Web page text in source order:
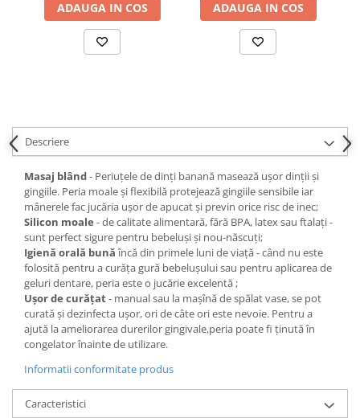
ADAUGA IN COS ADAUGA IN COS
Descriere
Masaj blând- Periuțele de dinți banană masează ușor dinții și
gingiile. Peria moale și flexibilă protejează gingiile sensibile iar
mânerele fac jucăria ușor de apucat și previn orice risc de inec;
Silicon moale - de calitate alimentară, fără BPA, latex sau ftalați -
sunt perfect sigure pentru bebeluși și nou-născuți;
Igienă orală bunăîncă din primele luni de viață - când nu este
folosită pentru a curăța gură bebelușului sau pentru aplicarea de
geluri dentare, peria este o jucărie excelentă ;
Ușor de curățat- manual sau la mașînă de spălat vase, se pot
curată și dezinfecta ușor, ori de câte ori este nevoie. Pentru a
ajută la ameliorarea durerilor gingivale,peria poate fi ținută în
congelator înainte de utilizare.
Informatii conformitate produs
Caracteristici